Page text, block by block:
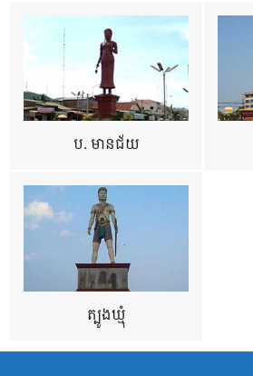
ប. មានជ័យ
ត្បូងឃ្មុំ